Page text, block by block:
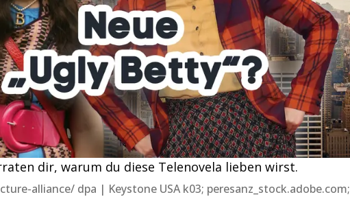
dir, warum du diese Telenovela lieben wirst.
alliance/ dpa | Keystone USA k03; peresanz_stock.adobe.com;